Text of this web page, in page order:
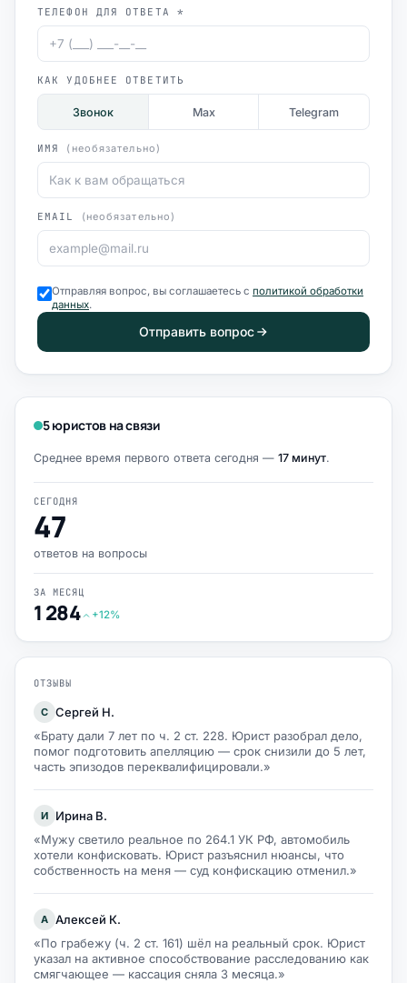
ТЕЛЕФОН ДЛЯ ОТВЕТА *
КАК УДОБНЕЕ ОТВЕТИТЬ
Звонок Max Telegram
ИМЯ (необязательно)
EMAIL (необязательно)
Отправляя вопрос, вы соглашаетесь с политикой обработки
данных.
Отправить вопрос
5 юристов на связи
Среднее время первого ответа сегодня — 17 минут.
СЕГОДНЯ
47
ответов на вопросы
ЗА МЕСЯЦ
1 284 +12%
ОТЗЫВЫ
С Сергей Н.
«Брату дали 7 лет по ч. 2 ст. 228. Юрист разобрал дело,
помог подготовить апелляцию — срок снизили до 5 лет,
часть эпизодов переквалифицировали.»
И
Ирина В.
«Мужу светило реальное по 264.1 УК РФ, автомобиль
хотели конфисковать. Юрист разъяснил нюансы, что
собственность на меня — суд конфискацию отменил.»
А Алексей К.
«По грабежу (ч. 2 ст. 161) шёл на реальный срок. Юрист
указал на активное способствование расследованию как
смягчающее — кассация сняла 3 месяца.»